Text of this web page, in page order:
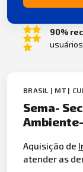
90%
BRASIL | MT |
Sema-
Aquisição de
atender as